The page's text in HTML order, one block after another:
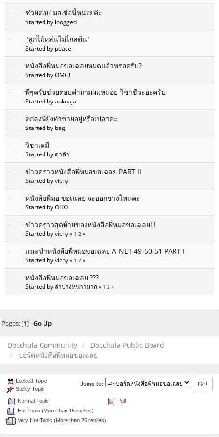
ช่วยตอบ มอ.ข้อนี้หน่อยค่ะ
Started by loogged
"ลูกไม้หล่นไม่ไกลต้น"
Started by peace
หนังสือพี่หมอขอเฉลยหมดแล้วหรอครับ?
Started by OMG!
พี่ๆครับช่วยตอบคำถามผมหน่อย วิชาชีวะอะครับ
Started by aoknaja
ตกลงพี่ยังทำขายอยู่หรือเปล่าคะ
Started by bag
วิชาเคมี
Started by ตาต้า
ข่าวคราวหนังสือพี่หมอขอเฉลย PART II
Started byvichy
หนังสือพี่มอ ขอเฉลย จะออกช่วงไหนคะ
Started by OHO
ข่าวคราวสุดท้ายของหนังสือพี่หมอขอเฉลย!!!
Started byvichy « 1 2 »
แนะนำหนังสือพี่หมอขอเฉลย A-NET 49-50-51 PART I
Started byvichy « 1 2 »
หนังสือพีหมอขอเฉลย ???
Started by ลำปางหนาวมาก « 1 2 »
Pages: [1] Go Up
Docchula Community
Docchula Public Board
บอร์ดหนังสือพี่หมอขอเฉลย
Jump to:
Normal Topic
Hot Topic (More than 15 replies)
Very Hot Topic (More than 25 replies)
Locked Topic
Sticky Topic
Poll